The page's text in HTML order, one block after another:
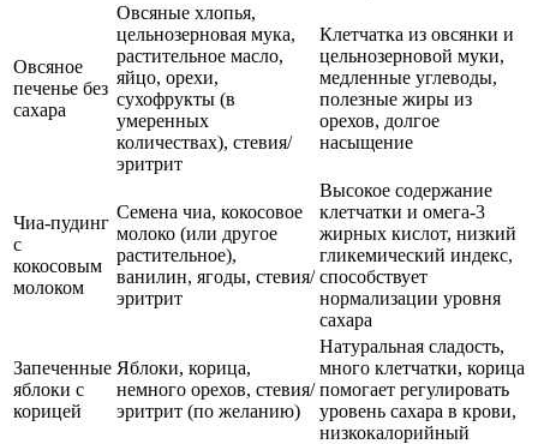
Овсяное
печенье без
сахара
Овсяные хлопья,
цельнозерновая мука,
растительное масло,
яйцо, орехи,
сухофрукты (в
умеренных
количествах), стевия/
эритрит
Клетчатка из овсянки и
цельнозерновой муки,
медленные углеводы,
полезные жиры из
орехов, долгое
насыщение
Чиа-пудинг
с
кокосовым
молоком
Семена чиа, кокосовое
молоко (или другое
растительное),
ванилин, ягоды, стевия/
эритрит
Высокое содержание
клетчатки и омега-3
жирных кислот, низкий
гликемический индекс,
способствует
нормализации уровня
сахара
Запеченные
яблоки с
корицей
Яблоки, корица,
немного орехов, стевия/
эритрит (по желанию)
Натуральная сладость,
много клетчатки, корица
помогает регулировать
уровень сахара в крови,
низкокалорийный